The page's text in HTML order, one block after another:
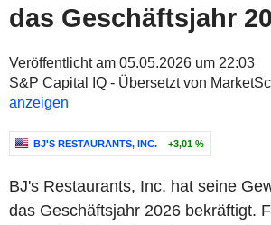
das Geschäftsjahr
Veröffentlicht am 05.05.2026 um 22:03
S&P Capital IQ - Übersetzt von
anzeigen
BJ'S RESTAURANTS, INC. +3,01 %
BJ's Restaurants, Inc. hat seine
das Geschäftsjahr 2026 bekräftigt.